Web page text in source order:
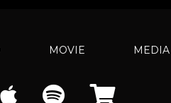
MOVIE MEDIA